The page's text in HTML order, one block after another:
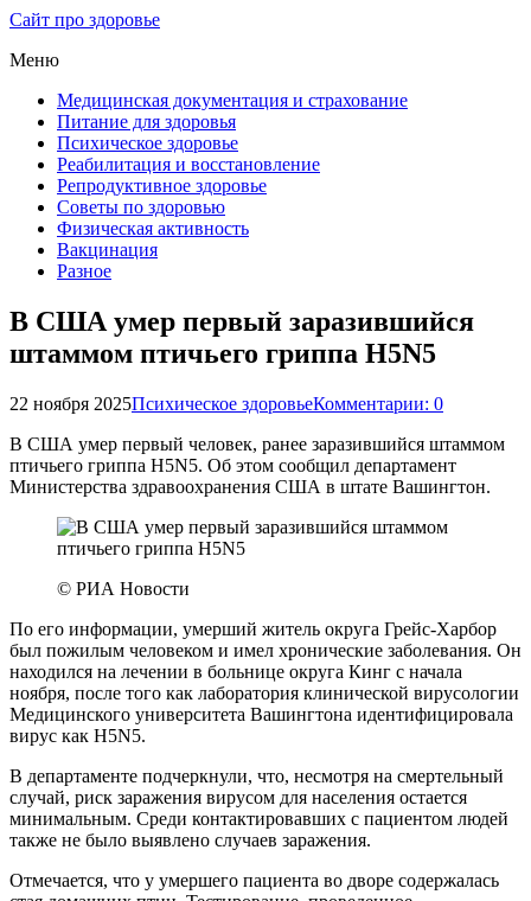
Сайт про здоровье
Меню
Медицинская документация и страхование
Питание для здоровья
Психическое здоровье
Реабилитация и восстановление
Репродуктивное здоровье
Советы по здоровью
Физическая активность
Вакцинация
Разное
В США умер первый заразившийся
штаммом птичьего гриппа H5N5
22 ноября 2025Психическое здоровьеКомментарии: 0
В США умер первый человек, ранее заразившийся штаммом
птичьего гриппа H5N5. Об этом сообщил департамент
Министерства здравоохранения США в штате Вашингтон.
© РИА Новости
По его информации, умерший житель округа Грейс-Харбор
был пожилым человеком и имел хронические заболевания. Он
находился на лечении в больнице округа Кинг с начала
ноября, после того как лаборатория клинической вирусологии
Медицинского университета Вашингтона идентифицировала
вирус как H5N5.
В департаменте подчеркнули, что, несмотря на смертельный
случай, риск заражения вирусом для населения остается
минимальным. Среди контактировавших с пациентом людей
также не было выявлено случаев заражения.
Отмечается, что у умершего пациента во дворе содержалась